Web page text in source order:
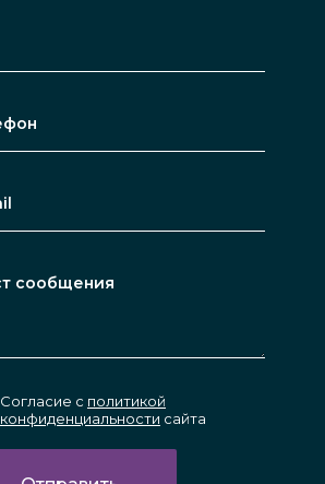
Согласие с политикой
конфиденциальности сайта